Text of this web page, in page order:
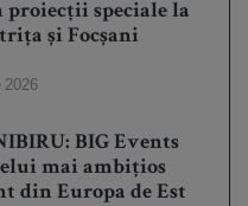
speciale la
și Focșani
2026
BIG Events
mai ambițios
din Europa de Est